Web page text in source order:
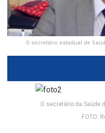
O secretário estadual de
O secretário da Saúde
FOTO: